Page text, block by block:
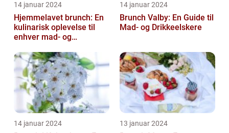
14 januar 2024
Hjemmelavet brunch: En
kulinarisk oplevelse til
enhver mad- og
14 januar 2024
Brunch Valby: En Guide til
Mad- og Drikkeelskere
14 januar 2024 13 januar 2024